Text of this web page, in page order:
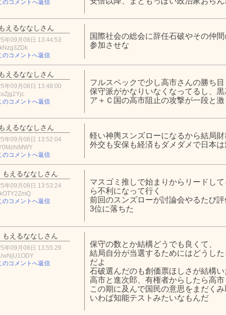
コメントへ返信
もえるななしさん
年09月08日 13:44:53
コメントへ返信
国際社会の総会に辞任石破やその仲
参加させな
もえるななしさん
年09月08日 13:48:00
コメントへ返信
フルスペックで少し高市さんの勝ち
保守派がかなりいなくなってるし、
ア＋Ｃ国の高市阻止の攻撃が一段と激
もえるななしさん
年09月08日 13:52:04
コメントへ返信
軽い神輿スンズローになるから結局
外交も安保も経済もダメダメで日本
もえるななしさん
年09月08日 13:53:24
コメントへ返信
マスゴミ推しで始まりからリードし
ら不利になって行く
前回のスンズローが討論会やるたび
3位に落ちた
もえるななしさん
年09月08日 13:55:29
コメントへ返信
保守の数とか結構どうでも良くて、
結局自分が当選するためにはどうし
だよ
石破選んだのも創価票ほしさが結構い
高市と進次郎、有権者からしたら高
この期に及んで国民の意思をまだく
いわば知能テストみたいなもんだ